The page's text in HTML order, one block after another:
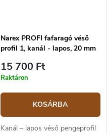
Narex PROFI fafaragó véső
profil 1, kanál - lapos, 20 mm
15 700 Ft
Raktáron
KOSÁRBA
Kanál – lapos véső pengeprofil